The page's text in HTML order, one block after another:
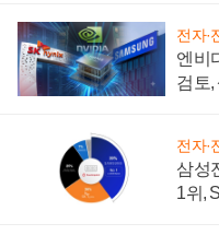
전자·
엔비
검토,
전자·
삼성
1위,